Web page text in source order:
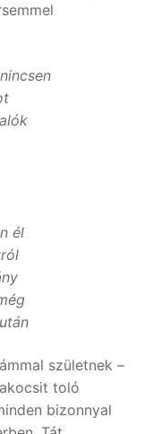
él
születnek –
toló
bizonnyal